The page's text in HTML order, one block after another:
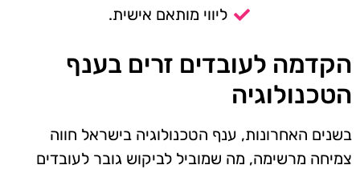
ליווי מותאם אישית.
הקדמה לעובדים זרים בענף
הטכנולוגיה
בשנים האחרונות, ענף הטכנולוגיה בישראל חווה
צמיחה מרשימה, מה שמוביל לביקוש גובר לעובדים